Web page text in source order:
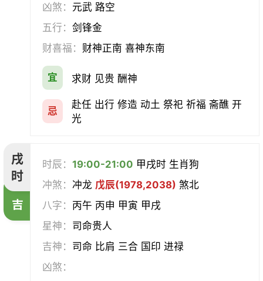
凶煞： 元武 路空
五行：剑锋金
财喜福： 财神正南 喜神东南
宜 求财 见贵 酬神
忌
赴任 出行 修造 动土 祭祀 祈福 斋醮 开
光
戌
时
吉
时辰：19:00-21:00 甲戌时 生肖狗
冲煞：冲龙 戊辰(1978,2038) 煞北
八字： 丙午 丙申 甲寅 甲戌
星神： 司命贵人
吉神： 司命 比肩 三合 国印 进禄
凶煞：